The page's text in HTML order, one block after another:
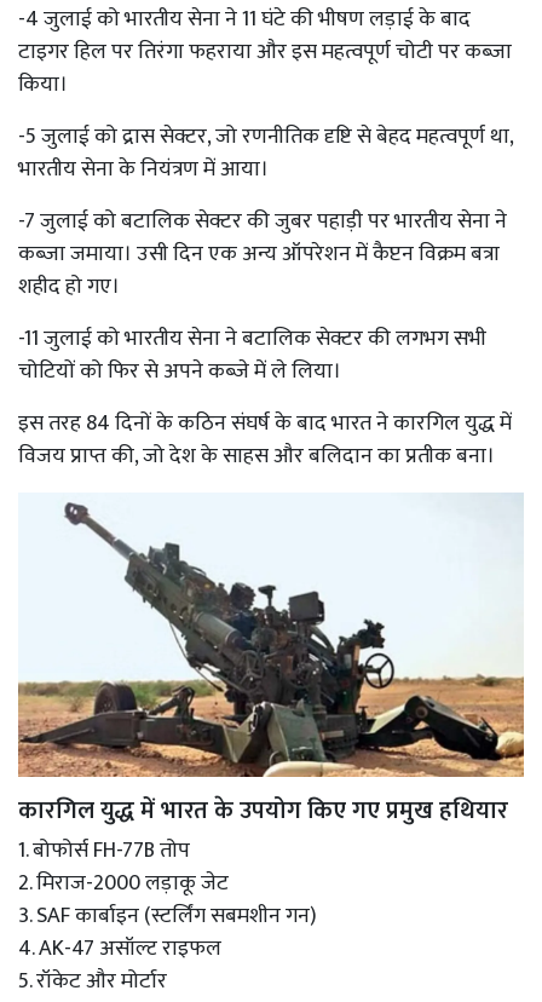
-4 जुलाई को भारतीय सेना ने 11 घंटे की भीषण लड़ाई के बाद
टाइगर हिल पर तिरंगा फहराया और इस महत्वपूर्ण चोटी पर कब्जा
किया।
-5 जुलाई को द्रास सेक्टर, जो रणनीतिक दृष्टि से बेहद महत्वपूर्ण था,
भारतीय सेना के नियंत्रण में आया।
-7 जुलाई को बटालिक सेक्टर की जुबर पहाड़ी पर भारतीय सेना ने
कब्जा जमाया। उसी दिन एक अन्य ऑपरेशन में कैप्टन विक्रम बत्रा
शहीद हो गए।
-11 जुलाई को भारतीय सेना ने बटालिक सेक्टर की लगभग सभी
चोटियों को फिर से अपने कब्जे में ले लिया।
इस तरह 84 दिनों के कठिन संघर्ष के बाद भारत ने कारगिल युद्ध में
विजय प्राप्त की, जो देश के साहस और बलिदान का प्रतीक बना।
कारगिल युद्ध में भारत के उपयोग किए गए प्रमुख हथियार
1. बोफोर्स FH-77B तोप
2. मिराज-2000 लड़ाकू जेट
3. SAF कार्बाइन (स्टर्लिंग सबमशीन गन)
4. AK-47 असॉल्ट राइफल
5. रॉकेट और मोर्टार